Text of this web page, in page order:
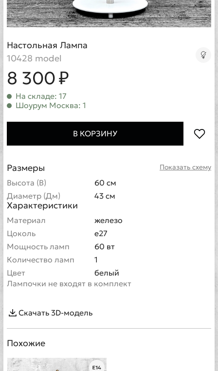
Настольная Лампа
10428 model
8 300 ₽
На складе: 17
Шоурум Москва: 1
В КОРЗИНУ
Показать схему
Размеры
Высота (В)
60 см
Диаметр (Дм)
43 см
Характеристики
Материал
железо
Цоколь
e27
Мощность ламп
60 вт
Количество ламп
1
Цвет
белый
Лампочки не входят в комплект
Скачать 3D-модель
Похожие